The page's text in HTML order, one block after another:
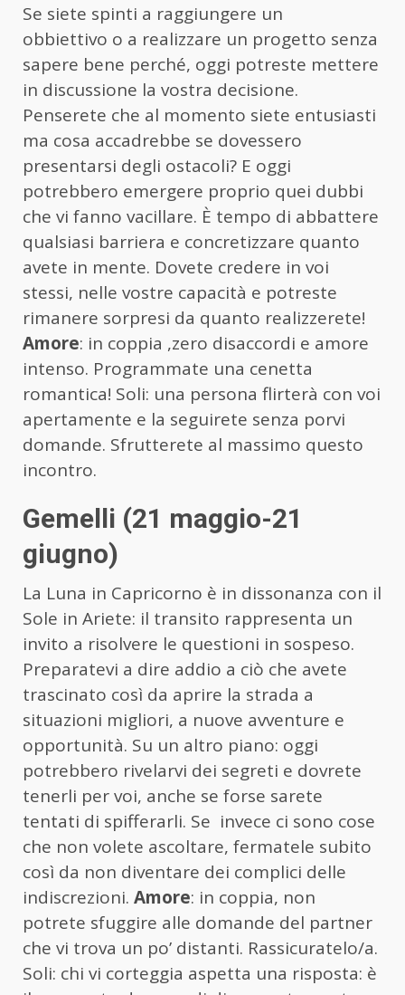
Se siete spinti a raggiungere un
obbiettivo o a realizzare un progetto senza
sapere bene perché, oggi potreste mettere
in discussione la vostra decisione.
Penserete che al momento siete entusiasti
ma cosa accadrebbe se dovessero
presentarsi degli ostacoli? E oggi
potrebbero emergere proprio quei dubbi
che vi fanno vacillare. È tempo di abbattere
qualsiasi barriera e concretizzare quanto
avete in mente. Dovete credere in voi
stessi, nelle vostre capacità e potreste
rimanere sorpresi da quanto realizzerete!
Amore: in coppia ,zero disaccordi e amore
intenso. Programmate una cenetta
romantica! Soli: una persona flirterà con voi
apertamente e la seguirete senza porvi
domande. Sfrutterete al massimo questo
incontro.
Gemelli (21 maggio-21
giugno)
La Luna in Capricorno è in dissonanza con il
Sole in Ariete: il transito rappresenta un
invito a risolvere le questioni in sospeso.
Preparatevi a dire addio a ciò che avete
trascinato così da aprire la strada a
situazioni migliori, a nuove avventure e
opportunità. Su un altro piano: oggi
potrebbero rivelarvi dei segreti e dovrete
tenerli per voi, anche se forse sarete
tentati di spifferarli. Se invece ci sono cose
che non volete ascoltare, fermatele subito
così da non diventare dei complici delle
indiscrezioni. Amore: in coppia, non
potrete sfuggire alle domande del partner
che vi trova un po’ distanti. Rassicuratelo/a.
Soli: chi vi corteggia aspetta una risposta: è